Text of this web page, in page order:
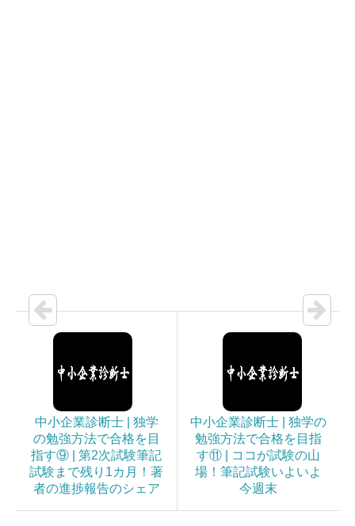
中小企業診断士 | 独学
の勉強方法で合格を目
指す⑨ | 第2次試験筆記
試験まで残り1カ月！著
者の進捗報告のシェア
中小企業診断士 | 独学の
勉強方法で合格を目指
す⑪ | ココが試験の山
場！筆記試験いよいよ
今週末